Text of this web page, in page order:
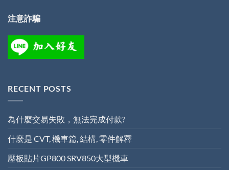
注意詐騙
RECENT POSTS
為什麼交易失敗，無法完成付款?
什麼是 CVT, 機車篇, 結構, 零件解釋
壓板貼片GP800 SRV850大型機車